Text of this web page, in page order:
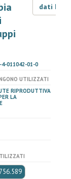
dati LOD
4-011042-01-0
UTILIZZATI
RIPRODUTTIVA
LA